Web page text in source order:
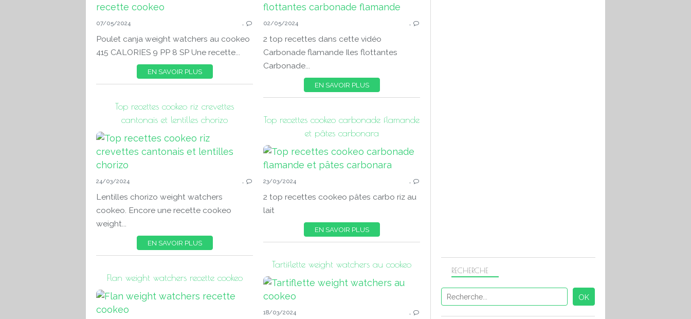
07/05/2024
Poulet canja weight watchers au cookeo
415 CALORIES 9 PP 8 SP Une recette...
EN SAVOIR PLUS
02/05/2024
2 top recettes dans cette vidéo
Carbonade flamande Iles flottantes
Carbonade...
EN SAVOIR PLUS
Top recettes cookeo riz crevettes
cantonais et lentilles chorizo
24/03/2024
Lentilles chorizo weight watchers
cookeo. Encore une recette cookeo
weight...
EN SAVOIR PLUS
Top recettes cookeo carbonade flamande
et pâtes carbonara
23/03/2024
2 top recettes cookeo pâtes carbo riz au
lait
EN SAVOIR PLUS
Tartiflette weight watchers au cookeo
COOKEO DIETETIQUE
18/03/2024
Flan weight watchers recette cookeo
RECHERCHE